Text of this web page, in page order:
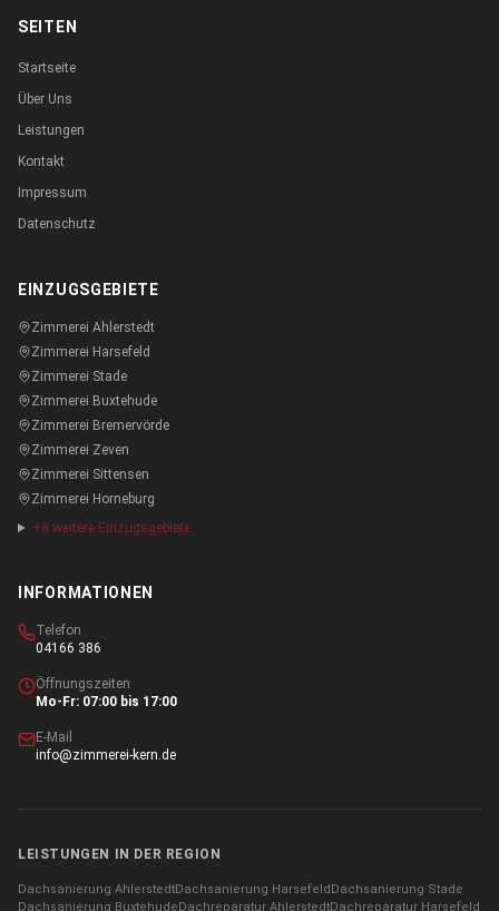
SEITEN
Startseite
Über Uns
Leistungen
Kontakt
Impressum
Datenschutz
EINZUGSGEBIETE
Zimmerei Ahlerstedt
Zimmerei Harsefeld
Zimmerei Stade
Zimmerei Buxtehude
Zimmerei Bremervörde
Zimmerei Zeven
Zimmerei Sittensen
Zimmerei Horneburg
+8 weitere Einzugsgebiete
INFORMATIONEN
Telefon
04166 386
Öffnungszeiten
Mo-Fr: 07:00 bis 17:00
E-Mail
info@zimmerei-kern.de
LEISTUNGEN IN DER REGION
Dachsanierung AhlerstedtDachsanierung HarsefeldDachsanierung Stade
Dachsanierung BuxtehudeDachreparatur AhlerstedtDachreparatur Harsefeld